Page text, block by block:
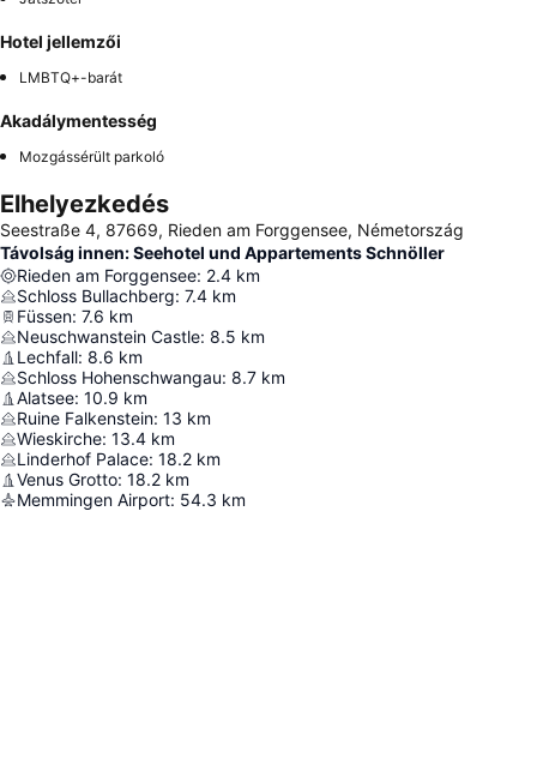
Hotel jellemzői
LMBTQ+-barát
Akadálymentesség
Mozgássérült parkoló
Elhelyezkedés
Seestraße 4, 87669, Rieden am Forggensee, Németország
Távolság innen: Seehotel und Appartements Schnöller
Rieden am Forggensee: 2.4 km
Schloss Bullachberg: 7.4 km
Füssen: 7.6 km
Neuschwanstein Castle: 8.5 km
Lechfall: 8.6 km
Schloss Hohenschwangau: 8.7 km
Alatsee: 10.9 km
Ruine Falkenstein: 13 km
Wieskirche: 13.4 km
Linderhof Palace: 18.2 km
Venus Grotto: 18.2 km
Memmingen Airport: 54.3 km